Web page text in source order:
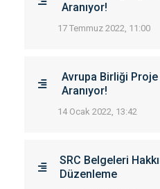
Aranıyor!
17 Temmuz 2022, 11:00
Avrupa Birliği
Aranıyor!
14 Ocak 2022, 13:42
SRC Belgeleri
Düzenleme